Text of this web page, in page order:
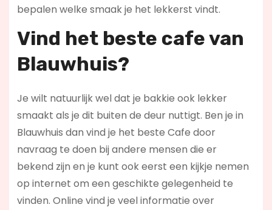
bepalen welke smaak je het lekkerst vindt.
Vind het beste cafe van
Blauwhuis?
Je wilt natuurlijk wel dat je bakkie ook lekker
smaakt als je dit buiten de deur nuttigt. Ben je in
Blauwhuis dan vind je het beste Cafe door
navraag te doen bij andere mensen die er
bekend zijn en je kunt ook eerst een kijkje nemen
op internet om een geschikte gelegenheid te
vinden. Online vind je veel informatie over